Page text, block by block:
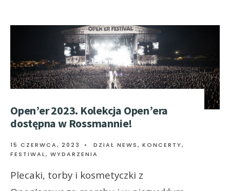
Open’er 2023. Kolekcja Open’era
dostępna w Rossmannie!
15 CZERWCA, 2023 • DZIAŁ NEWS, KONCERTY,
FESTIWAL, WYDARZENIA
Plecaki, torby i kosmetyczki z